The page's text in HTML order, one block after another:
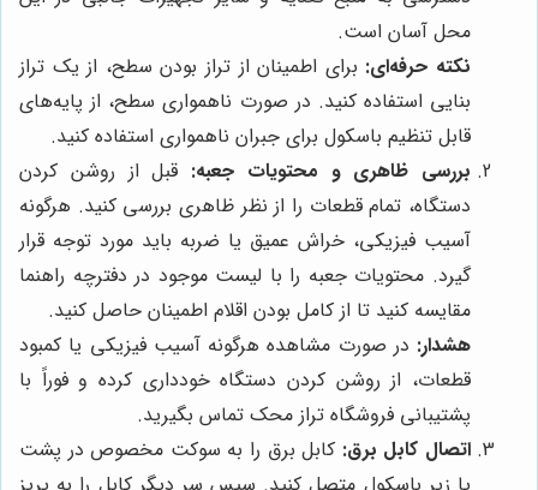
محل آسان است.
نکته حرفه‌ای: برای اطمینان از تراز بودن سطح، از یک تراز
بنایی استفاده کنید. در صورت ناهمواری سطح، از پایه‌های
قابل تنظیم باسکول برای جبران ناهمواری استفاده کنید.
بررسی ظاهری و محتویات جعبه: قبل از روشن کردن
دستگاه، تمام قطعات را از نظر ظاهری بررسی کنید. هرگونه
آسیب فیزیکی، خراش عمیق یا ضربه باید مورد توجه قرار
گیرد. محتویات جعبه را با لیست موجود در دفترچه راهنما
مقایسه کنید تا از کامل بودن اقلام اطمینان حاصل کنید.
هشدار: در صورت مشاهده هرگونه آسیب فیزیکی یا کمبود
قطعات، از روشن کردن دستگاه خودداری کرده و فوراً با
پشتیبانی فروشگاه تراز محک تماس بگیرید.
اتصال کابل برق: کابل برق را به سوکت مخصوص در پشت